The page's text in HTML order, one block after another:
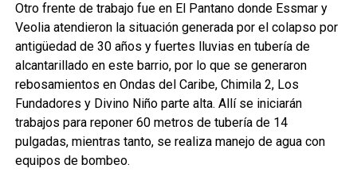
Otro frente de trabajo fue en El Pantano donde Essmar y
Veolia atendieron la situación generada por el colapso por
antigüedad de 30 años y fuertes lluvias en tubería de
alcantarillado en este barrio, por lo que se generaron
rebosamientos en Ondas del Caribe, Chimila 2, Los
Fundadores y Divino Niño parte alta. Allí se iniciarán
trabajos para reponer 60 metros de tubería de 14
pulgadas, mientras tanto, se realiza manejo de agua con
equipos de bombeo.